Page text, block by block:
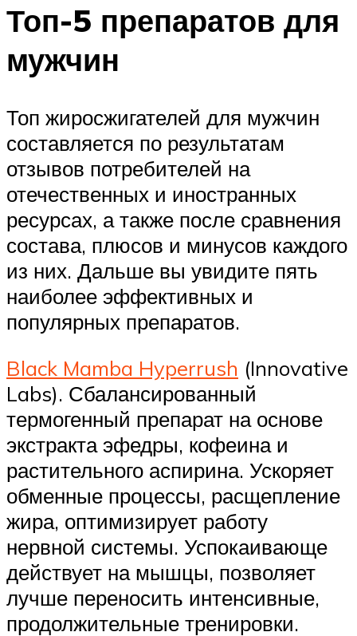
Топ-5 препаратов для
мужчин
Топ жиросжигателей для мужчин
составляется по результатам
отзывов потребителей на
отечественных и иностранных
ресурсах, а также после сравнения
состава, плюсов и минусов каждого
из них. Дальше вы увидите пять
наиболее эффективных и
популярных препаратов.
Black Mamba Hyperrush (Innovative
Labs). Сбалансированный
термогенный препарат на основе
экстракта эфедры, кофеина и
растительного аспирина. Ускоряет
обменные процессы, расщепление
жира, оптимизирует работу
нервной системы. Успокаивающе
действует на мышцы, позволяет
лучше переносить интенсивные,
продолжительные тренировки.